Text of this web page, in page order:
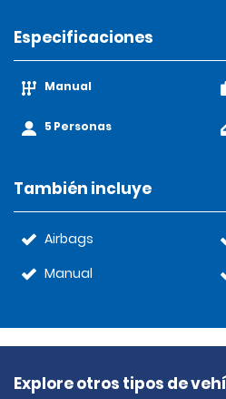
Especificaciones
Manual
5 Personas
También incluye
Airbags
Manual
Explore otros tipos de